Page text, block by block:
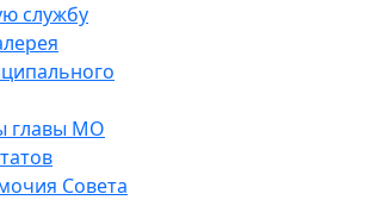
службу
главы МО
Совета